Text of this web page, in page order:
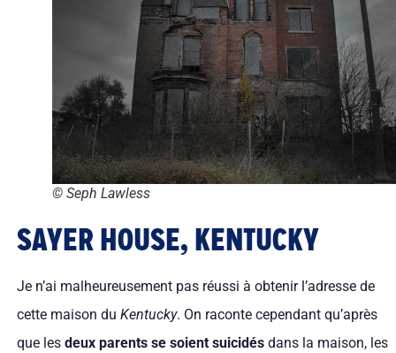
© Seph Lawless
SAYER HOUSE, KENTUCKY
Je n’ai malheureusement pas réussi à obtenir l’adresse de
cette maison du Kentucky. On raconte cependant qu’après
que les deux parents se soient suicidésdans la maison, les